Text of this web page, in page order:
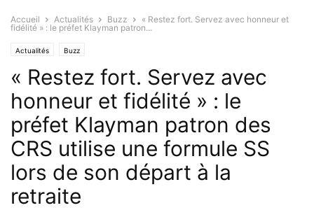
Accueil Actualités Buzz
« Restez fort. Servez avec honneur et
fidélité » : le préfet Klayman patron...
Actualités Buzz
« Restez fort. Servez avec
honneur et fidélité » : le
préfet Klayman patron des
CRS utilise une formule SS
lors de son départ à la
retraite